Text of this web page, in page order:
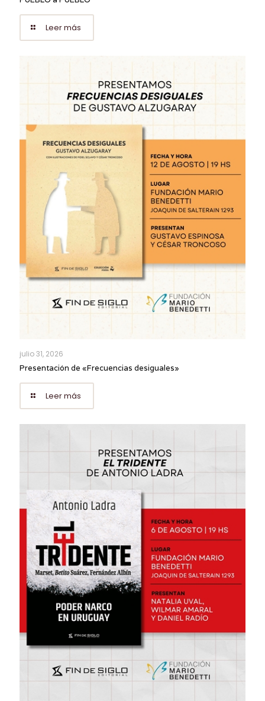
Leer más
julio 31, 2026
Presentación de «Frecuencias desiguales»
Leer más